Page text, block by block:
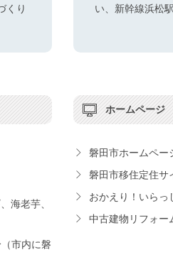
くり
い、新幹線浜松
海老芋、
市内に磐
ホームページ
磐田市ホームペー
磐田市移住定住サ
おかえり！いらっ
中古建物リフォー